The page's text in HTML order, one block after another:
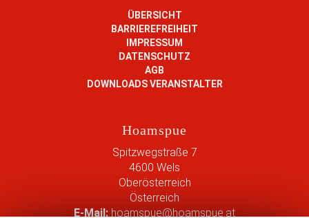
ÜBERSICHT
BARRIEREFREIHEIT
IMPRESSUM
DATENSCHUTZ
AGB
DOWNLOADS VERANSTALTER
Hoamspue
Spitzwegstraße 7
4600 Wels
Oberösterreich
Österreich
E-Mail: hoamspue@hoamspue.at